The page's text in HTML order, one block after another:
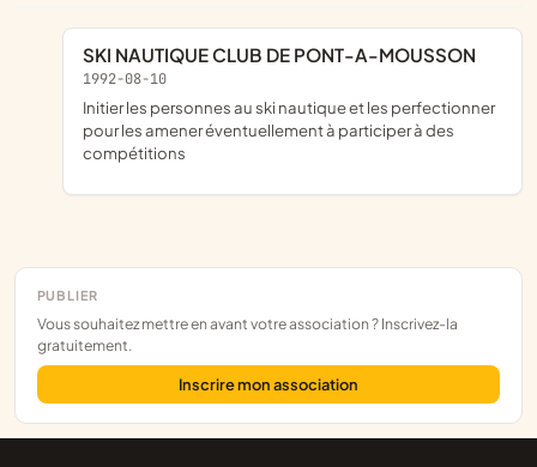
PUBLIER
Vous souhaitez mettre en avant votre association ? Inscrivez-la
gratuitement.
Inscrire mon association
SKI NAUTIQUE CLUB DE PONT-A-MOUSSON
1992-08-10
initier les personnes au ski nautique et les perfectionner
pour les amener éventuellement à participer à des
compétitions